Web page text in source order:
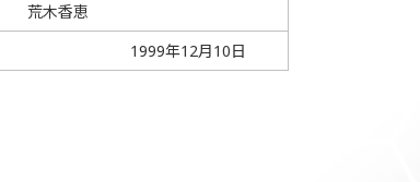
荒木香恵
1999年12月10日